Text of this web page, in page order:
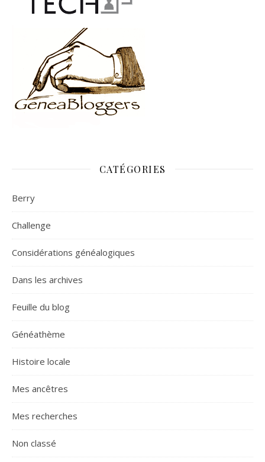
CATÉGORIES
Berry
Challenge
Considérations généalogiques
Dans les archives
Feuille du blog
Généathème
Histoire locale
Mes ancêtres
Mes recherches
Non classé